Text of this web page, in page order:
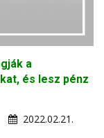
a
és lesz pénz
2022.02.21.